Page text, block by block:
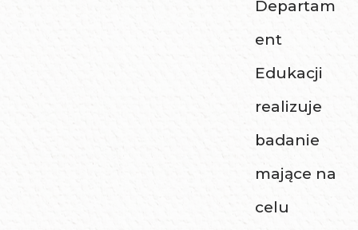
Departam
ent
Edukacji
realizuje
badanie
mające na
celu